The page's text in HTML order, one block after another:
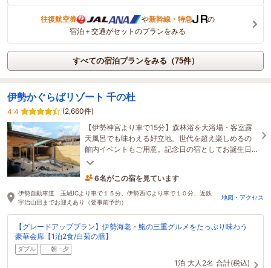
往復航空券 や新幹線・特急
の
宿泊＋交通がセットのプランをみる
すべての宿泊プランをみる（75件）
伊勢かぐらばリゾート 千の杜
4.4
(2,660件)
【伊勢神宮より車で15分】森林浴を大浴場・客室露
天風呂でも味わえる好立地。世代を超え楽しめるの
館内イベントもご用意。記念日の宿としてお誕生日
や結婚記念日等お祝いのおもてなしも好評。
6名がこの宿を見ています
2時間前に予約されました
伊勢自動車道 玉城ICより車で１５分、伊勢西ICより車で１０分、近鉄
宇治山田までお迎えあり（要事前予約）
地図・アクセス
【グレードアッププラン】伊勢海老・鮑の三重グルメをたっぷり味わう
豪華会席【1泊2食/白菊の膳】
ダブル 朝・夕
1泊 大人2名 合計(税込)